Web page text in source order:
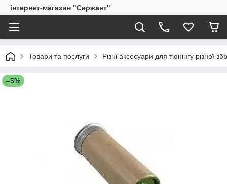
інтернет-магазин "Сержант"
Товари та послуги Різні аксесуари для тюнінгу різної
–5%